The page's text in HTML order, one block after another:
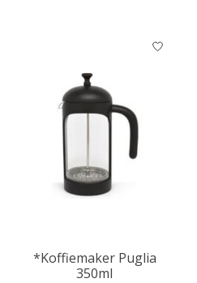
*Koffiemaker Puglia
350ml